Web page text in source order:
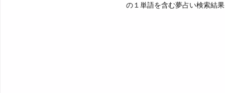
命名の姓名判断
の１単語を含む夢占い検索結果